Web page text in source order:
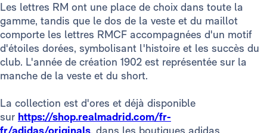
Les lettres RM ont une place de choix dans toute la
gamme, tandis que le dos de la veste et du maillot
comporte les lettres RMCF accompagnées d'un motif
d'étoiles dorées, symbolisant l'histoire et les succès du
club. L'année de création 1902 est représentée sur la
manche de la veste et du short.
La collection est d'ores et déjà disponible
sur https://shop.realmadrid.com/fr-
fr/adidas/originals, dans les boutiques adidas